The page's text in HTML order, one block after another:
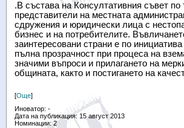
.В състава на Консултативния съвет
представители на местната
сдружения и юридически лица с
бизнес и на потребителите.
заинтересовани страни е по
пълна прозрачност при процеса на
значими въпроси и прилагането на
общината, както и постигането на
[Още]
Иноватор: -
Дата на публикация: 15 август 2013
Номинации: 2